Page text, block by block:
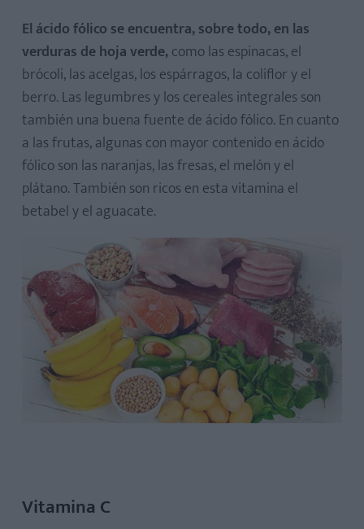
El ácido fólico se encuentra, sobre todo, en las
verduras de hoja verde,como las espinacas, el
brócoli, las acelgas, los espárragos, la coliflor y el
berro. Las legumbres y los cereales integrales son
también una buena fuente de ácido fólico. En cuanto
a las frutas, algunas con mayor contenido en ácido
fólico son las naranjas, las fresas, el melón y el
plátano. También son ricos en esta vitamina el
betabel y el aguacate.
Vitamina C